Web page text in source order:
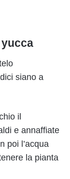
siano a
il
e annaffiate
poi l’acqua
la pianta